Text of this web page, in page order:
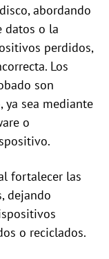
abordando
datos o la
perdidos,
Los
son
ya sea mediante
o
fortalecer las
dejando
o reciclados.